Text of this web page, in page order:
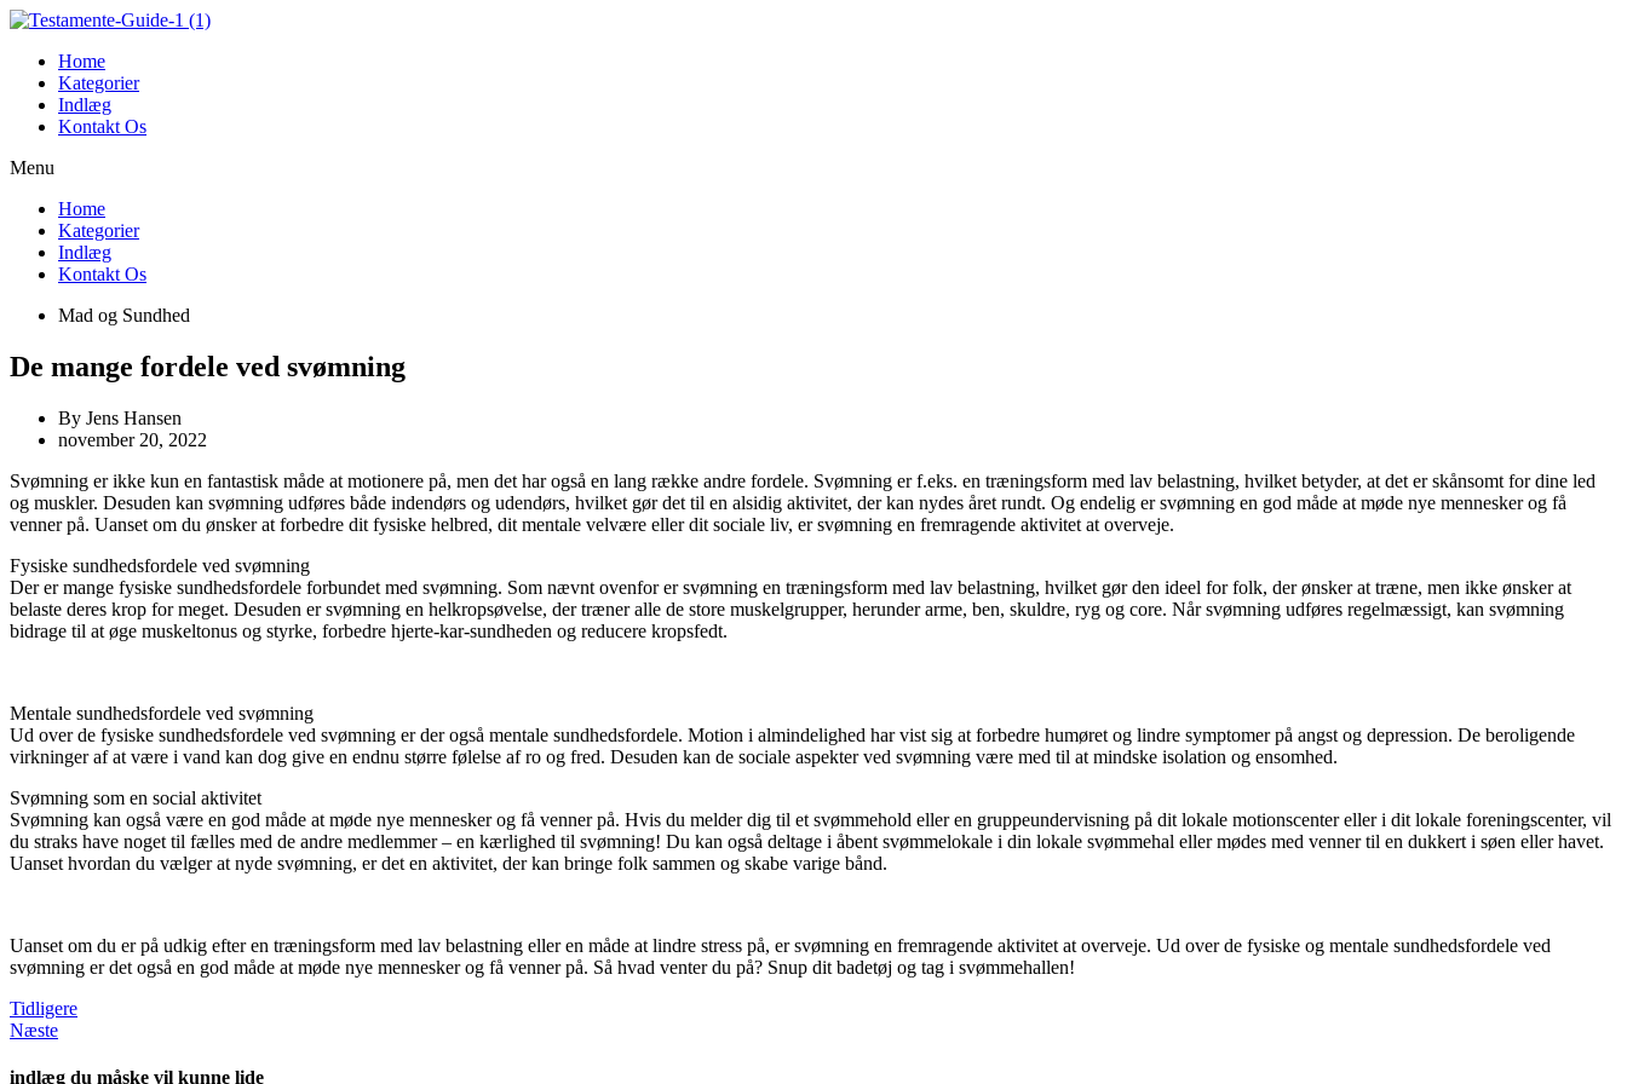
Videre
indholdHome
Kategorier
Indlæg
Kontakt Os
Menu
Home
Kategorier
Indlæg
Kontakt Os
Mad og Sundhed
De mange fordele ved svømning
By Jens Hansen
november 20, 2022
Svømning er ikke kun en fantastisk måde at motionere på, men det har også en lang række andre fordele. Svømning er f.eks. en træningsform med lav belastning, hvilket betyder, at det er skånsomt for dine led
og muskler. Desuden kan svømning udføres både indendørs og udendørs, hvilket gør det til en alsidig aktivitet, der kan nydes året rundt. Og endelig er svømning en god måde at møde nye mennesker og få
venner på. Uanset om du ønsker at forbedre dit fysiske helbred, dit mentale velvære eller dit sociale liv, er svømning en fremragende aktivitet at overveje.
Fysiske sundhedsfordele ved svømning
Der er mange fysiske sundhedsfordele forbundet med svømning. Som nævnt ovenfor er svømning en træningsform med lav belastning, hvilket gør den ideel for folk, der ønsker at træne, men ikke ønsker at
belaste deres krop for meget. Desuden er svømning en helkropsøvelse, der træner alle de store muskelgrupper, herunder arme, ben, skuldre, ryg og core. Når svømning udføres regelmæssigt, kan svømning
bidrage til at øge muskeltonus og styrke, forbedre hjerte-kar-sundheden og reducere kropsfedt.
Mentale sundhedsfordele ved svømning
Ud over de fysiske sundhedsfordele ved svømning er der også mentale sundhedsfordele. Motion i almindelighed har vist sig at forbedre humøret og lindre symptomer på angst og depression. De beroligende
virkninger af at være i vand kan dog give en endnu større følelse af ro og fred. Desuden kan de sociale aspekter ved svømning være med til at mindske isolation og ensomhed.
Svømning som en social aktivitet
Svømning kan også være en god måde at møde nye mennesker og få venner på. Hvis du melder dig til et svømmehold eller en gruppeundervisning på dit lokale motionscenter eller i dit lokale foreningscenter, vil
du straks have noget til fælles med de andre medlemmer – en kærlighed til svømning! Du kan også deltage i åbent svømmelokale i din lokale svømmehal eller mødes med venner til en dukkert i søen eller havet.
Uanset hvordan du vælger at nyde svømning, er det en aktivitet, der kan bringe folk sammen og skabe varige bånd.
Uanset om du er på udkig efter en træningsform med lav belastning eller en måde at lindre stress på, er svømning en fremragende aktivitet at overveje. Ud over de fysiske og mentale sundhedsfordele ved
svømning er det også en god måde at møde nye mennesker og få venner på. Så hvad venter du på? Snup dit badetøj og tag i svømmehallen!
Tidligere
Næste
indlæg du måske vil kunne lide